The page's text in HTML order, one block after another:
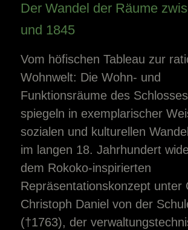
Der Wandel der Räume
und 1845
Vom höfischen Tableau zur
Wohnwelt: Die Wohn- und
Funktionsräume des
spiegeln in exemplarischer
sozialen und kulturellen
im langen 18. Jahrhundert
dem Rokoko-inspirierten
Repräsentationskonzept unter
Christoph Daniel von der
(†1763), der